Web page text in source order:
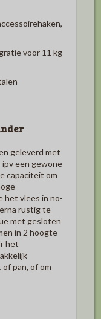
voor 11 kg
geleverd met
ipv een gewone
capaciteit om
het vlees in no-
rustig te
met gesloten
in 2 hoogte
het
pan, of om